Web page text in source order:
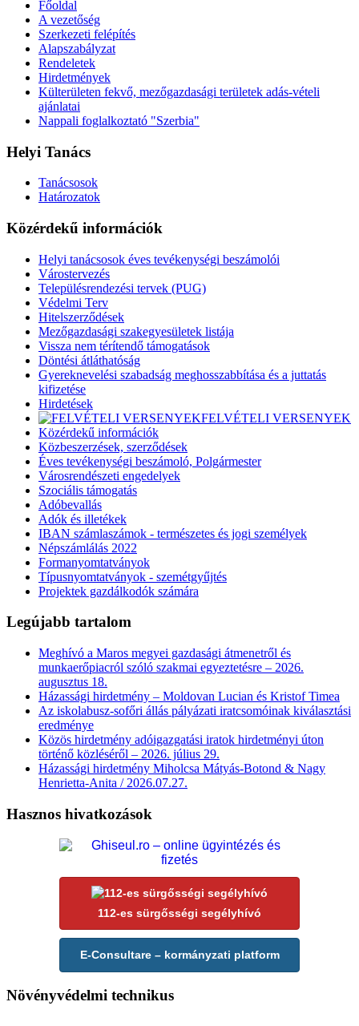
Főoldal
A vezetőség
Szerkezeti felépítés
Alapszabályzat
Rendeletek
Hirdetmények
Külterületen fekvő, mezőgazdasági területek adás-vételi
ajánlatai
Nappali foglalkoztató "Szerbia"
Helyi Tanács
Tanácsosok
Határozatok
Közérdekű információk
Helyi tanácsosok éves tevékenységi beszámolói
Várostervezés
Településrendezési tervek (PUG)
Védelmi Terv
Hitelszerződések
Mezőgazdasági szakegyesületek listája
Vissza nem térítendő támogatások
Döntési átláthatóság
Gyereknevelési szabadság meghosszabbítása és a juttatás
kifizetése
Hirdetések
FELVÉTELI VERSENYEK
Közérdekű információk
Közbeszerzések, szerződések
Éves tevékenységi beszámoló, Polgármester
Városrendészeti engedelyek
Szociális támogatás
Adóbevallás
Adók és illetékek
IBAN számlaszámok - természetes és jogi személyek
Népszámlálás 2022
Formanyomtatványok
Típusnyomtatványok - szemétgyűjtés
Projektek gazdálkodók számára
Legújabb tartalom
Meghívó a Maros megyei gazdasági átmenetről és
munkaerőpiacról szóló szakmai egyeztetésre – 2026.
augusztus 18.
Házassági hirdetmény – Moldovan Lucian és Kristof Timea
Az iskolabusz-sofőri állás pályázati iratcsomóinak kiválasztási
eredménye
Közös hirdetmény adóigazgatási iratok hirdetményi úton
történő közléséről – 2026. július 29.
Házassági hirdetmény Miholcsa Mátyás-Botond & Nagy
Henrietta-Anita / 2026.07.27.
Hasznos hivatkozások
112-es sürgősségi segélyhívó
E-Consultare – kormányzati platform
Növényvédelmi technikus